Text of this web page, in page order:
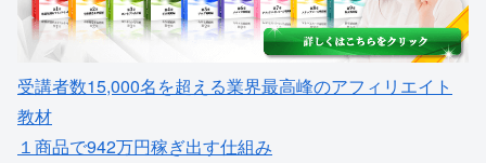
受講者数15,000名を超える業界最高峰のアフィリエイト
教材
１商品で942万円稼ぎ出す仕組み